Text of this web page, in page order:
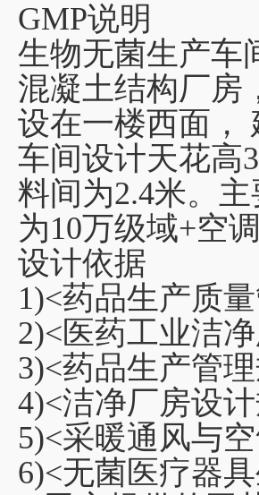
GMP说明
生物无菌生产车
混凝土结构厂房
设在一楼西面，
车间设计天花高
料间为2.4米。
为10万级域+空调
设计依据
1)<药品生产质
2)<医药工业洁
3)<药品生产管
4)<洁净厂房设
5)<采暖通风与
6)<无菌医疗器